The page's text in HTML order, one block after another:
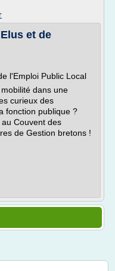
et de
l'Emploi Public Local
dans une
curieux des
fonction publique ?
Couvent des
de Gestion bretons !